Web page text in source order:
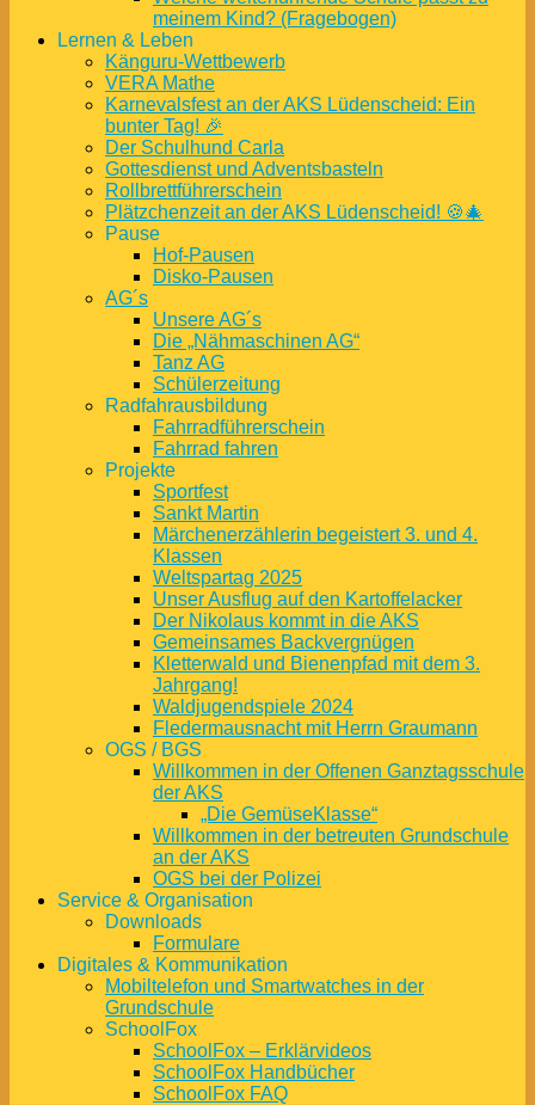
meinem Kind? (Fragebogen)
Lernen & Leben
Känguru-Wettbewerb
VERA Mathe
Karnevalsfest an der AKS Lüdenscheid: Ein
bunter Tag! 🎉
Der Schulhund Carla
Gottesdienst und Adventsbasteln
Rollbrettführerschein
Plätzchenzeit an der AKS Lüdenscheid! 🍪🎄
Pause
Hof-Pausen
Disko-Pausen
AG´s
Unsere AG´s
Die „Nähmaschinen AG“
Tanz AG
Schülerzeitung
Radfahrausbildung
Fahrradführerschein
Fahrrad fahren
Projekte
Sportfest
Sankt Martin
Märchenerzählerin begeistert 3. und 4.
Klassen
Weltspartag 2025
Unser Ausflug auf den Kartoffelacker
Der Nikolaus kommt in die AKS
Gemeinsames Backvergnügen
Kletterwald und Bienenpfad mit dem 3.
Jahrgang!
Waldjugendspiele 2024
Fledermausnacht mit Herrn Graumann
OGS / BGS
Willkommen in der Offenen Ganztagsschule
der AKS
„Die GemüseKlasse“
Willkommen in der betreuten Grundschule
an der AKS
OGS bei der Polizei
Service & Organisation
Downloads
Formulare
Digitales & Kommunikation
Mobiltelefon und Smartwatches in der
Grundschule
SchoolFox
SchoolFox – Erklärvideos
SchoolFox Handbücher
SchoolFox FAQ